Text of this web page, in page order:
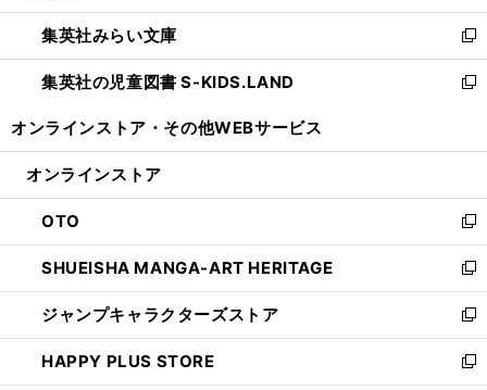
開
く
ウ
で
開
く
ン
ド
ウ
で
ウ
ィ
ン
ド
開
集英社みらい文庫
新
し
い
ン
ウ
で
開
く
集英社の児童図書 S-KIDS.LAND
新
ウ
ン
ド
ウ
で
開
く
オンラインストア・ その他WEBサービス
オンラインストア
OTO
新
し
い
ウ
ィ
ン
ド
ウ
SHUEISHA MANGA-ART HERITAGE
新
し
い
ウ
ィ
ジャンプキャラクターズストア
新
し
い
HAPPY PLUS STORE
新